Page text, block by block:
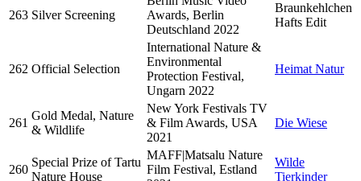
263 Silver Screening
Awards, Berlin
Deutschland 2022
Braunkehlchen
Hafts Edit
262 Official Selection
International Nature &
Environmental
Protection Festival,
Ungarn 2022
Heimat Natur
261
Gold Medal, Nature
& Wildlife
New York Festivals TV
& Film Awards, USA
2021
Die Wiese
260
Special Prize of Tartu
Nature House
MAFF|Matsalu Nature
Film Festival, Estland
Wilde
Tierkinder